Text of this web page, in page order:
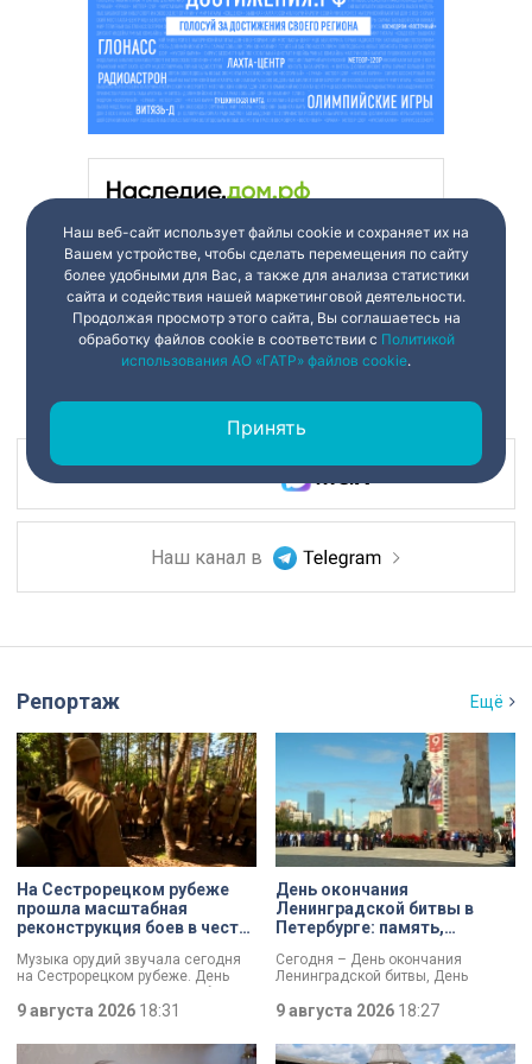
Наш канал в
Репортаж Ещё
На Сестрорецком рубеже
прошла масштабная
реконструкция боев в честь
Ленинградской битвы
Музыка орудий звучала сегодня
на Сестрорецком рубеже. День
вспоминали и через
сражение стало предвестником
будущей Победы.
9 августа 2026 18:31
День окончания
Ленинградской битвы в
Петербурге: память,
созданию нового
мемориала
Сегодня – День окончания
Ленинградской битвы, День
обращении губернатор Александр
Законодательного собрания
Александр Бельский отметили:
9 августа 2026 18:27
Наш веб-сайт использует файлы cookie и сохраняет их на
Вашем устройстве, чтобы сделать перемещения по сайту
более удобными для Вас, а также для анализа статистики
сайта и содействия нашей маркетинговой деятельности.
Продолжая просмотр этого сайта, Вы соглашаетесь на
обработку файлов cookie в соответствии с Политикой
использования АО «ГАТР» файлов cookie.
Принять